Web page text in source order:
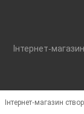
Інтернет-
Інтернет-магазин